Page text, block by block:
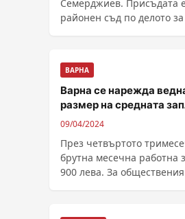
Семерджиев. Присъдата
районен съд по делото
ВАРНА
Варна се нарежда
размер на средната
09/04/2024
През четвъртото
брутна месечна работна
900 лева. За